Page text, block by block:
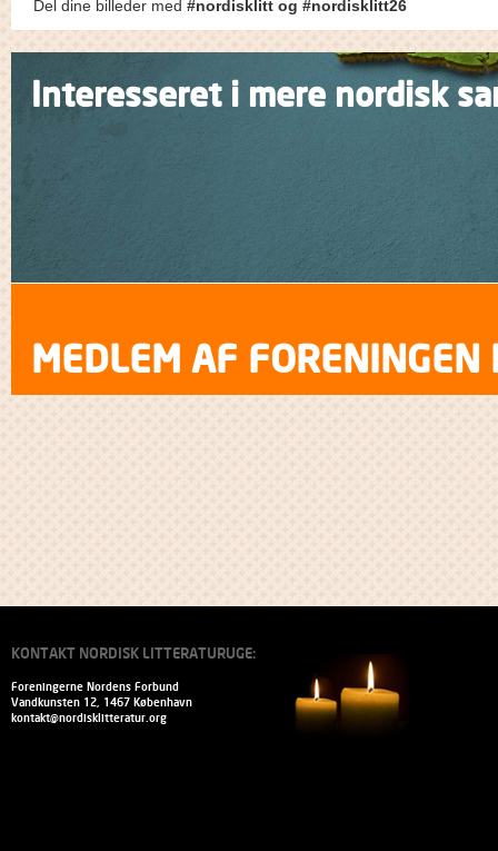
Del dine billeder med #nordisklitt og #nordisklitt26
Interesseret i mere nordisk
MEDLEM AF FORENINGEN
KONTAKT NORDISK LITTERATURUGE:
Foreningerne Nordens Forbund
Vandkunsten 12, 1467 København
kontakt@nordisklitteratur.org